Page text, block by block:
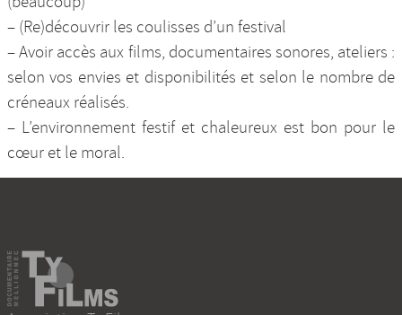
– (Re)découvrir les coulisses d’un festival
– Avoir accès aux films, documentaires sonores, ateliers :
selon vos envies et disponibilités et selon le nombre de
créneaux réalisés.
– L’environnement festif et chaleureux est bon pour le
cœur et le moral.